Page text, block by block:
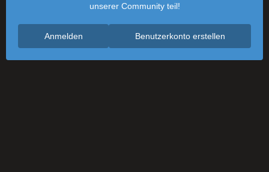
unserer Community teil!
Benutzerkonto erstellen
Anmelden